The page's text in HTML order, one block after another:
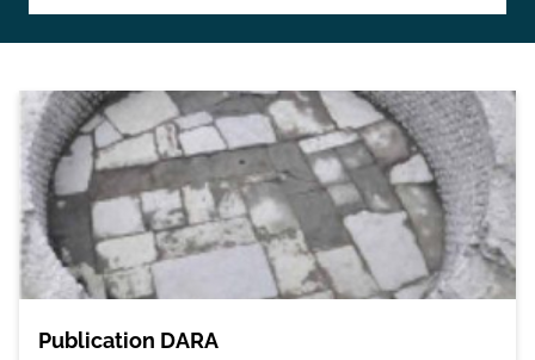
Topographie et Photogrammétrie
Inventaires du patrimoine
Systèmes d’information géographique
HArpage
La formation QGIS
Études du mobilier
Études archéobotaniques
Publication DARA